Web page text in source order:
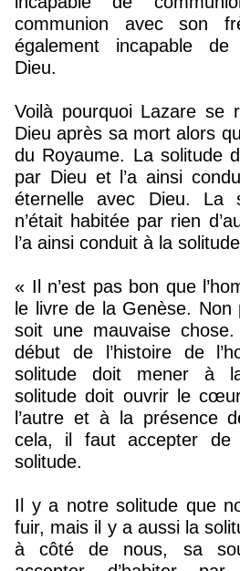
communion avec son
également incapable
Dieu.
Voilà pourquoi Lazare se
Dieu après sa mort alors
du Royaume. La solitude
par Dieu et l’a ainsi
éternelle avec Dieu. La
n’était habitée par rien
l’a ainsi conduit à la
« Il n’est pas bon que
le livre de la Genèse.
soit une mauvaise
début de l’histoire de
solitude doit mener à
solitude doit ouvrir le
l’autre et à la présence
cela, il faut accepter
solitude.
Il y a notre solitude que
fuir, mais il y a aussi la
à côté de nous, sa